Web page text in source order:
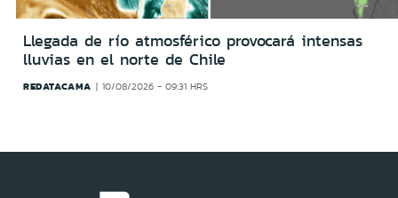
Llegada de río atmosférico provocará intensas
lluvias en el norte de Chile
REDATACAMA 10/08/2026 - 09:31 HRS